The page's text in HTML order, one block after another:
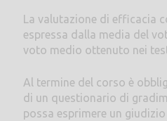
La valutazione di efficacia
espressa dalla media del
voto medio ottenuto nei
Al termine del corso è
di un questionario di
possa esprimere un